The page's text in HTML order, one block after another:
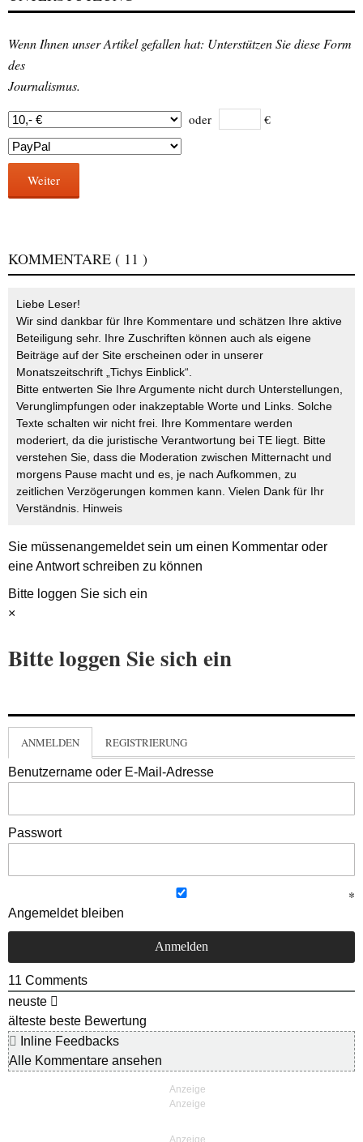
Wenn Ihnen unser Artikel gefallen hat: Unterstützen Sie diese Form
des
Journalismus.
oder €
Weiter
KOMMENTARE ( 11 )
Liebe Leser!
Wir sind dankbar für Ihre Kommentare und schätzen Ihre aktive
Beteiligung sehr. Ihre Zuschriften können auch als eigene
Beiträge auf der Site erscheinen oder in unserer
Monatszeitschrift „Tichys Einblick“.
Bitte entwerten Sie Ihre Argumente nicht durch Unterstellungen,
Verunglimpfungen oder inakzeptable Worte und Links. Solche
Texte schalten wir nicht frei. Ihre Kommentare werden
moderiert, da die juristische Verantwortung bei TE liegt. Bitte
verstehen Sie, dass die Moderation zwischen Mitternacht und
morgens Pause macht und es, je nach Aufkommen, zu
zeitlichen Verzögerungen kommen kann. Vielen Dank für Ihr
Verständnis. Hinweis
Sie müssenangemeldetsein um einen Kommentar oder
eine Antwort schreiben zu können
Bitte loggen Sie sich ein
×
Bitte loggen Sie sich ein
ANMELDEN REGISTRIERUNG
Benutzername oder E-Mail-Adresse
Passwort
Angemeldet bleiben
11 Comments
neuste
älteste beste Bewertung
Inline Feedbacks
Alle Kommentare ansehen
Anzeige